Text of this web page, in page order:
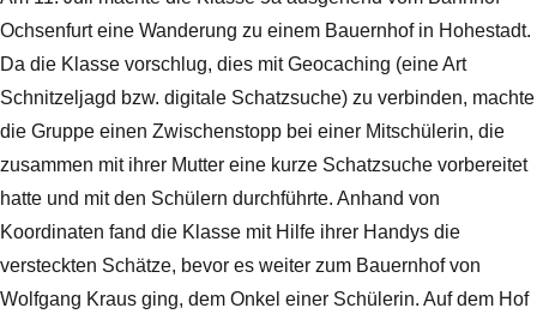
Ochsenfurt eine Wanderung zu einem Bauernhof in Hohestadt.
Da die Klasse vorschlug, dies mit Geocaching (eine Art
Schnitzeljagd bzw. digitale Schatzsuche) zu verbinden, machte
die Gruppe einen Zwischenstopp bei einer Mitschülerin, die
zusammen mit ihrer Mutter eine kurze Schatzsuche vorbereitet
hatte und mit den Schülern durchführte. Anhand von
Koordinaten fand die Klasse mit Hilfe ihrer Handys die
versteckten Schätze, bevor es weiter zum Bauernhof von
Wolfgang Kraus ging, dem Onkel einer Schülerin. Auf dem Hof